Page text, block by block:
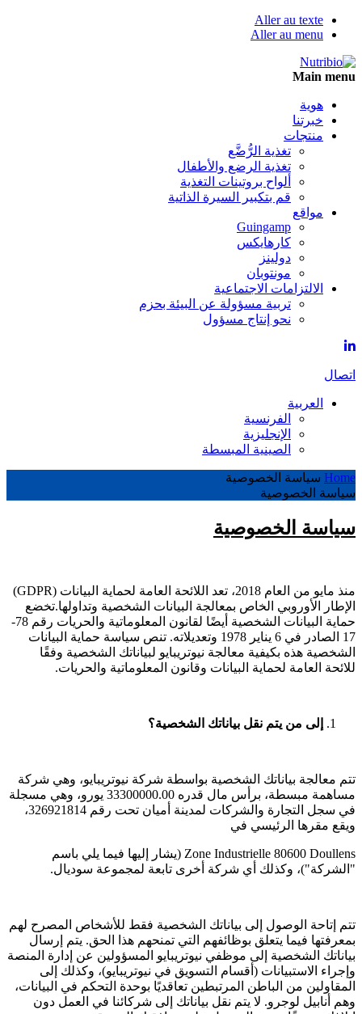
Aller au texte
Aller au menu
Skip
content
Main menu
هوية
خبرتنا
منتجات
تغذية الرُّضَّع
تغذية الرضع والأطفال
ألواح بروتينات التغذية
قم بتكبير السيرة الذاتية
مواقع
Guingamp
كارهايكس
دولينز
مونتوبان
الالتزامات الاجتماعية
تربية مسؤولة عن البيئة بحزم
نحو إنتاج مسؤول
اتصال
العربية
الفرنسية
الإنجليزية
الصينية المبسطة
Home سياسة الخصوصية
سياسة الخصوصية
سياسة الخصوصية
منذ مايو من العام 2018، تعد اللائحة العامة لحماية البيانات (GDPR)
الإطار الأوروبي الخاص بمعالجة البيانات الشخصية وتداولها.تخضع
حماية البيانات الشخصية أيضًا لقانون المعلوماتية والحريات رقم 78-
17 الصادر في 6 يناير 1978 وتعديلاته. تنص سياسة حماية البيانات
الشخصية هذه بكيفية معالجة نيوتريبايو لبياناتك الشخصية وفقًا
للائحة العامة لحماية البيانات وقانون المعلوماتية والحريات.
إلى من يتم نقل بياناتك الشخصية؟
تتم معالجة بياناتك الشخصية بواسطة شركة نيوتريبايو، وهي شركة
مساهمة مبسطة، برأس مال قدره 33300000.00 يورو، وهي مسجلة
في سجل التجارة والشركات لمدينة أميان تحت رقم 326921814،
ويقع مقرها الرئيسي في
Zone Industrielle 80600 Doullens (يشار إليها فيما يلي باسم
"الشركة")، وكذلك أي شركة أخرى تابعة لمجموعة سوديال.
تتم إتاحة الوصول إلى بياناتك الشخصية فقط للأشخاص المصرح لهم
بمعرفتها فيما يتعلق بوظائفهم التي تمنحهم هذا الحق. يتم إرسال
بياناتك الشخصية إلى موظفي نيوتريبايو المسؤولين عن إدارة المنصة
وإجراء الاستبيانات (أقسام التسويق في نيوتريبايو)، وكذلك إلى
المقاولين من الباطن المرتبطين تعاقديًا بوحدة التحكم في البيانات،
وهم أنابيل لوجرو. لا يتم نقل بياناتك إلى شركائنا في العمل دون